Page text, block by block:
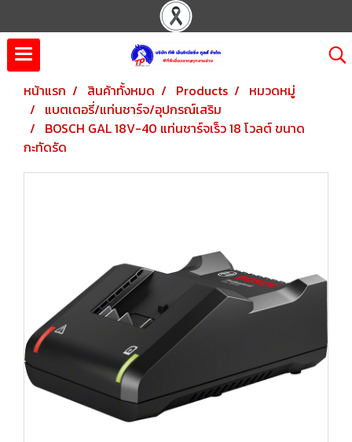
หน้าแรก สินค้าทั้งหมด Products
หมวดหมู่
แบตเตอรี่/แท่นชาร์จ/อุปกรณ์เสริม
BOSCH GAL 18V-40 แท่นชาร์จเร็ว 18 โวลต์ ขนาด
กะทัดรัด